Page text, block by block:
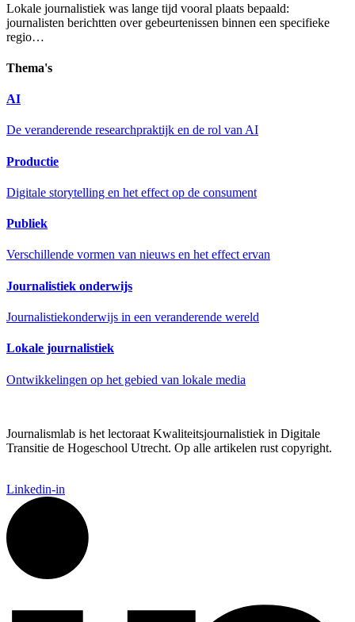
Lokale journalistiek was lange tijd vooral plaats bepaald:
journalisten berichtten over gebeurtenissen binnen een specifieke
regio…
Thema's
AI
De veranderende researchpraktijk en de rol van AI
Productie
Digitale storytelling en het effect op de consument
Publiek
Verschillende vormen van nieuws en het effect ervan
Journalistiek onderwijs
Journalistiekonderwijs in een veranderende wereld
Lokale journalistiek
Ontwikkelingen op het gebied van lokale media
Journalismlab is het lectoraat Kwaliteitsjournalistiek in Digitale
Transitie de Hogeschool Utrecht. Op alle artikelen rust copyright.
Linkedin-in